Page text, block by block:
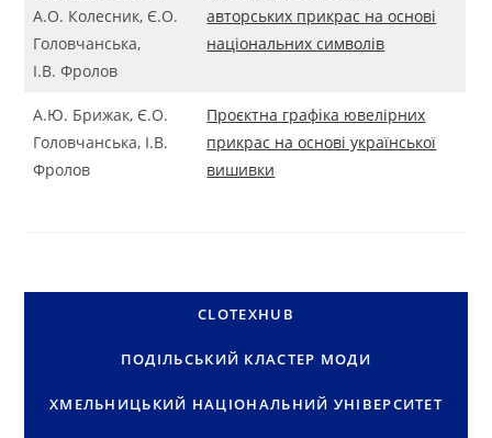
А.О. Колесник, Є.О.
Головчанська,
І.В. Фролов
авторських прикрас на основі
національних символів
А.Ю. Брижак, Є.О.
Головчанська, І.В.
Фролов
Проєктна графіка ювелірних
прикрас на основі української
вишивки
CLOTEXHUB
ПОДІЛЬСЬКИЙ КЛАСТЕР МОДИ
ХМЕЛЬНИЦЬКИЙ НАЦІОНАЛЬНИЙ УНІВЕРСИТЕТ